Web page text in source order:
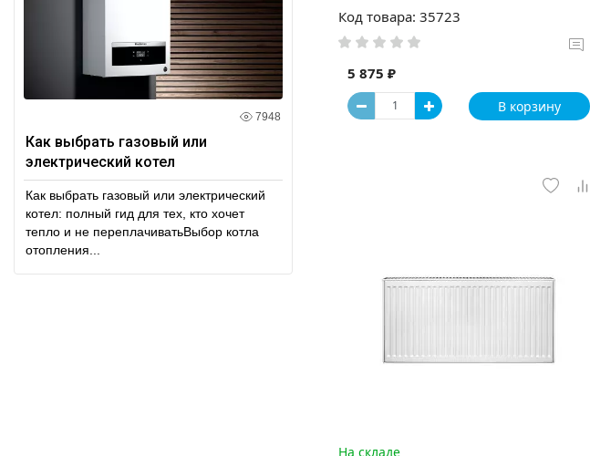
7948
Как выбрать газовый или
электрический котел
Как выбрать газовый или электрический
котел: полный гид для тех, кто хочет
тепло и не переплачиватьВыбор котла
отопления...
Код товара: 35723
5 875 ₽
В корзину
На складе